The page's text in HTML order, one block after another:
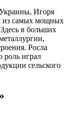
Игоря
из самых мощных
в больших
Росла
роль играл
сельского